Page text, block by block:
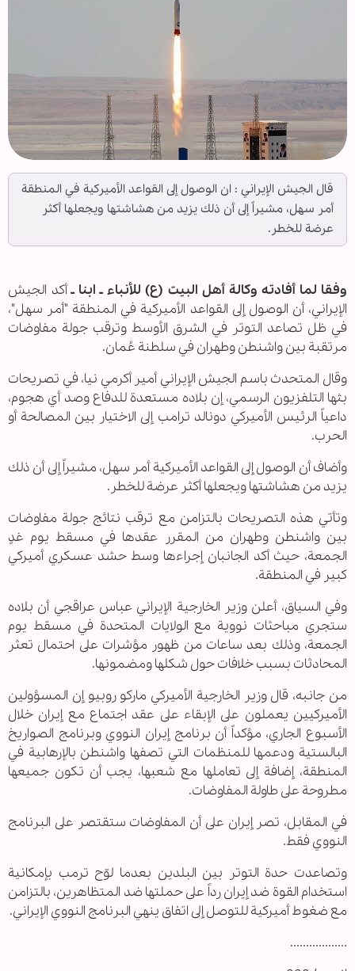
قال الجيش الإيراني : ان الوصول إلى القواعد الأميركية في المنطقة
أمر سهل، مشيراً إلى أن ذلك يزيد من هشاشتها ويجعلها أكثر
عرضة للخطر.
وفقا لما أفادته وكالة أهل البيت (ع) للأنباء ـ ابنا ـأكد الجيش
الإيراني، أن الوصول إلى القواعد الأميركية في المنطقة "أمر سهل"،
في ظل تصاعد التوتر في الشرق الأوسط وترقب جولة مفاوضات
مرتقبة بين واشنطن وطهران في سلطنة عُمان.
وقال المتحدث باسم الجيش الإيراني أمير أكرمي نيا، في تصريحات
بثها التلفزيون الرسمي، إن بلاده مستعدة للدفاع وصد أي هجوم،
داعياً الرئيس الأميركي دونالد ترامب إلى الاختيار بين المصالحة أو
الحرب.
وأضاف أن الوصول إلى القواعد الأميركية أمر سهل، مشيراً إلى أن ذلك
يزيد من هشاشتها ويجعلها أكثر عرضة للخطر.
وتأتي هذه التصريحات بالتزامن مع ترقب نتائج جولة مفاوضات
بين واشنطن وطهران من المقرر عقدها في مسقط يوم غدٍ
الجمعة، حيث أكد الجانبان إجراءها وسط حشد عسكري أميركي
كبير في المنطقة.
وفي السياق، أعلن وزير الخارجية الإيراني عباس عراقجي أن بلاده
ستجري مباحثات نووية مع الولايات المتحدة في مسقط يوم
الجمعة، وذلك بعد ساعات من ظهور مؤشرات على احتمال تعثر
المحادثات بسبب خلافات حول شكلها ومضمونها.
من جانبه، قال وزير الخارجية الأميركي ماركو روبيو إن المسؤولين
الأميركيين يعملون على الإبقاء على عقد اجتماع مع إيران خلال
الأسبوع الجاري، مؤكداً أن برنامج إيران النووي وبرنامج الصواريخ
البالستية ودعمها للمنظمات التي تصفها واشنطن بالإرهابية في
المنطقة، إضافة إلى تعاملها مع شعبها، يجب أن تكون جميعها
مطروحة على طاولة المفاوضات.
في المقابل، تصر إيران على أن المفاوضات ستقتصر على البرنامج
النووي فقط.
وتصاعدت حدة التوتر بين البلدين بعدما لوّح ترمب بإمكانية
استخدام القوة ضد إيران رداً على حملتها ضد المتظاهرين، بالتزامن
مع ضغوط أميركية للتوصل إلى اتفاق ينهي البرنامج النووي الإيراني.
..................